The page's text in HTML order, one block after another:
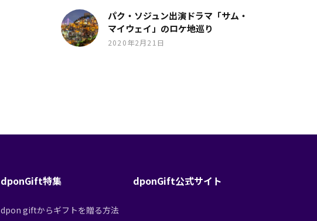
パク・ソジュン出演ドラマ「サム・
マイウェイ」のロケ地巡り
2020年2月21日
dponGift特集
dpon giftからギフトを贈る方法
dponGift公式サイト